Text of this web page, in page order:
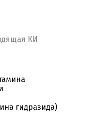
КИ
гидразида)